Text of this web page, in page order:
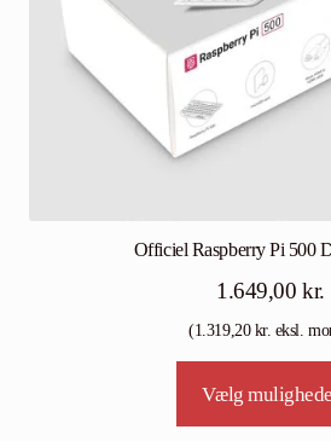
Officiel Raspberry Pi 500
1.649,00kr.
(1.319,20kr. eksl.
Vælg